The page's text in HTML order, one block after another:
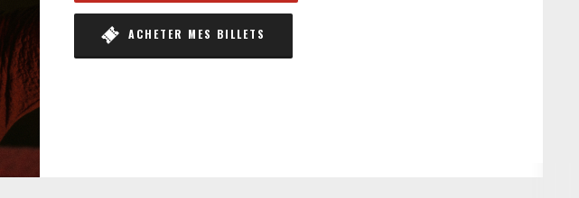
ACHETER MES BILLETS